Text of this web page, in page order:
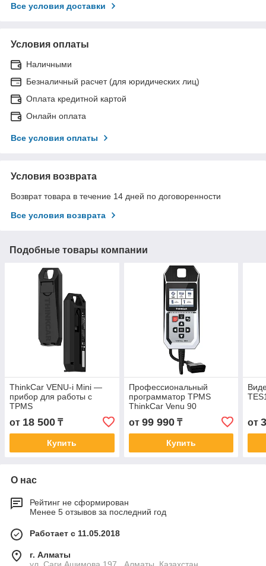
Все условия доставки
Условия оплаты
Наличными
Безналичный расчет (для юридических лиц)
Оплата кредитной картой
Онлайн оплата
Все условия оплаты
Условия возврата
Возврат товара в течение 14 дней по договоренности
Все условия возврата
Подобные товары компании
ThinkCar VENU-i Mini —
прибор для работы с
TPMS
от 18 500 ₸
Купить
Профессиональный
программатор TPMS
ThinkCar Venu 90
от 99 990₸
Купить
от
О нас
Рейтинг не сформирован
Менее 5 отзывов за последний год
Работает с 11.05.2018
г. Алматы